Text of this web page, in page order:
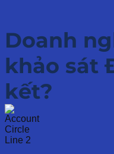
Doanh
khảo sát
kết?